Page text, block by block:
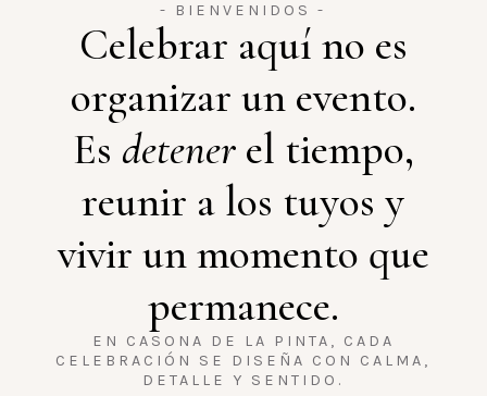
- BIENVENIDOS -
Celebrar aquí no es
organizar un evento.
Es detenerel tiempo,
reunir a los tuyos y
vivir un momento que
permanece.
EN CASONA DE LA PINTA, CADA
CELEBRACIÓN SE DISEÑA CON CALMA,
DETALLE Y SENTIDO.